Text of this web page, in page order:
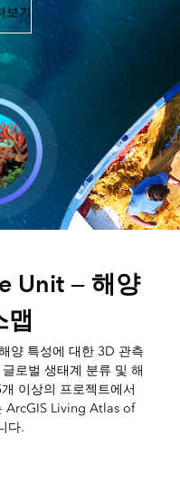
보기
Unit — 해양
맵
양 특성에 대한 3D 관측
로벌 생태계 분류 및 해
이상의 프로젝트에서
ArcGIS Living Atlas of
다.